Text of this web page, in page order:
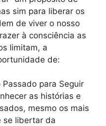
sim para liberar os
de viver o nosso
à consciência as
limitam, a
de:
Passado para Seguir
as histórias e
mesmo os mais
se libertar da